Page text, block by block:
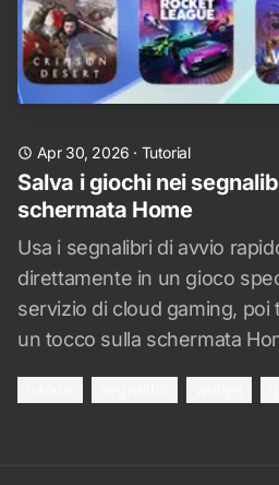
Apr 30, 2026 · Tutorial
Salva i giochi nei
schermata Home
Usa i segnalibri di avvio
direttamente in un gioco
servizio di cloud gaming, poi
un tocco sulla schermata